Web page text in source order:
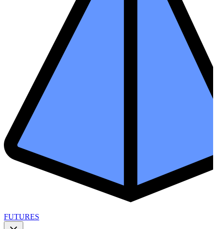
FUTURES